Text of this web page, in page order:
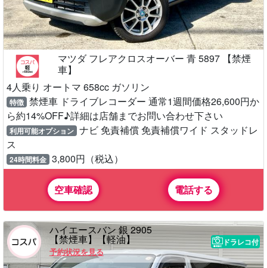
マツダ フレアクロスオーバー 青 5897 【禁煙
車】
4人乗り オートマ 658cc ガソリン
特徴 禁煙車 ドライブレコーダー 通常1週間価格26,600円か
ら約14%OFF♪詳細は店舗までお問い合わせ下さい
利用可能オプション ナビ 免責補償 免責補償ワイド スタッドレ
ス
24時間料金 3,800円（税込）
空車確認 電話する
ハイエースバン 銀 2905
【禁煙車】【軽油】
予約状況を見る
ドラレコ付